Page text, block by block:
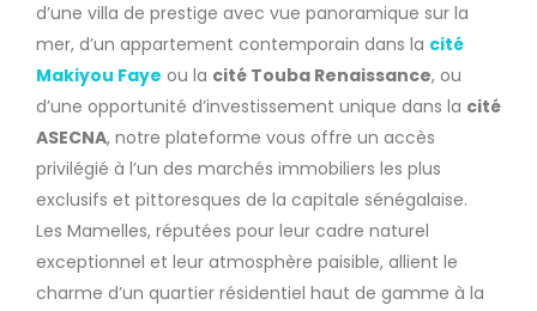
d’une villa de prestige avec vue panoramique sur la
mer, d’un appartement contemporain dans la cité
Makiyou Faye ou la cité Touba Renaissance, ou
d’une opportunité d’investissement unique dans la cité
ASECNA, notre plateforme vous offre un accès
privilégié à l’un des marchés immobiliers les plus
exclusifs et pittoresques de la capitale sénégalaise.
Les Mamelles, réputées pour leur cadre naturel
exceptionnel et leur atmosphère paisible, allient le
charme d’un quartier résidentiel haut de gamme à la